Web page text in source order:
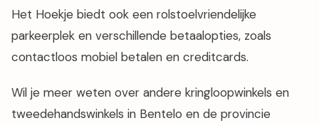
Het Hoekje biedt ook een rolstoelvriendelijke
parkeerplek en verschillende betaalopties, zoals
contactloos mobiel betalen en creditcards.
Wil je meer weten over andere kringloopwinkels en
tweedehandswinkels in Bentelo en de provincie